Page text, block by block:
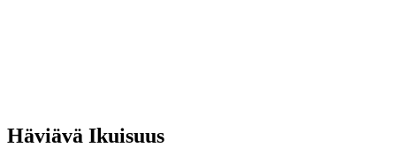
Häviävä Ikuisuus